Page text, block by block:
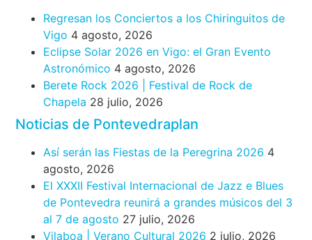
Regresan los Conciertos a los Chiringuitos de
Vigo 4 agosto, 2026
Eclipse Solar 2026 en Vigo: el Gran Evento
Astronómico 4 agosto, 2026
Berete Rock 2026 | Festival de Rock de
Chapela 28 julio, 2026
Noticias de Pontevedraplan
Así serán las Fiestas de la Peregrina 2026 4
agosto, 2026
El XXXII Festival Internacional de Jazz e Blues
de Pontevedra reunirá a grandes músicos del 3
al 7 de agosto 27 julio, 2026
Vilaboa | Verano Cultural 2026 2 julio, 2026